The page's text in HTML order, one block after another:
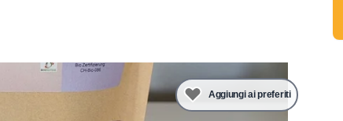
Aggiungi ai preferiti